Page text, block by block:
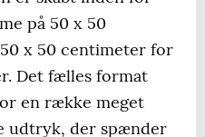
på 50 x 50
x 50 centimeter for
Det fælles format
en række meget
udtryk, der spænder